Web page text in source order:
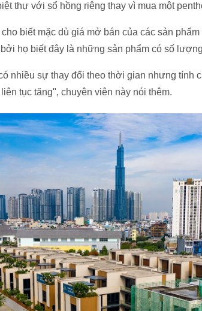
thự với sổ hồng riêng thay vì mua một
biết mặc dù giá mở bán của các sản
họ biết đây là những sản phẩm có số
nhiều sự thay đổi theo thời gian nhưng tính
tục tăng", chuyên viên này nói thêm.